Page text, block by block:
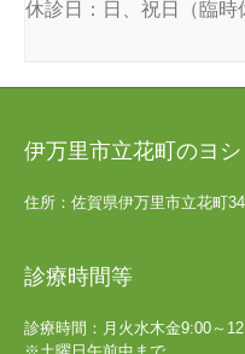
休診日：日、祝日（臨時
伊万里市立花町のヨ
住所：佐賀県伊万里市立花町
診療時間等
診療時間：月火水木金9:00～